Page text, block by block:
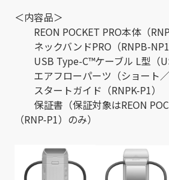
＜内容品＞
REON POCKET PRO本体（
ネックバンドPRO（RNPB-NP1
USB Type-C™ケーブル L型（
エアフローパーツ（ショート／
スタートガイド（RNPK-P1）
保証書（保証対象はREON
（RNP-P1）のみ）